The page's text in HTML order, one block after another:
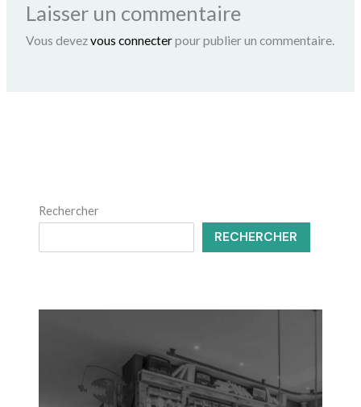
Laisser un commentaire
Vous devezvous connecterpour publier un commentaire.
Rechercher
RECHERCHER